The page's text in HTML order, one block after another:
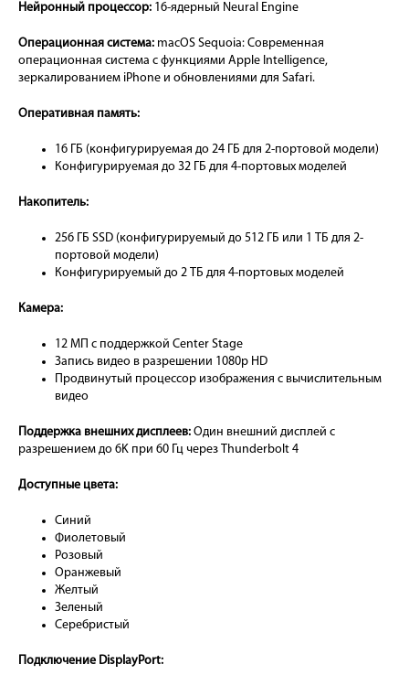
Нейронный процессор: 16-ядерный Neural Engine
Операционная система: macOS Sequoia: Современная
операционная система с функциями Apple Intelligence,
зеркалированием iPhone и обновлениями для Safari.
Оперативная память:
16 ГБ (конфигурируемая до 24 ГБ для 2-портовой модели)
Конфигурируемая до 32 ГБ для 4-портовых моделей
Накопитель:
256 ГБ SSD (конфигурируемый до 512 ГБ или 1 ТБ для 2-
портовой модели)
Конфигурируемый до 2 ТБ для 4-портовых моделей
Камера:
12 МП с поддержкой Center Stage
Запись видео в разрешении 1080p HD
Продвинутый процессор изображения с вычислительным
видео
Поддержка внешних дисплеев: Один внешний дисплей с
разрешением до 6K при 60 Гц через Thunderbolt 4
Доступные цвета:
Синий
Фиолетовый
Розовый
Оранжевый
Желтый
Зеленый
Серебристый
Подключение DisplayPort: